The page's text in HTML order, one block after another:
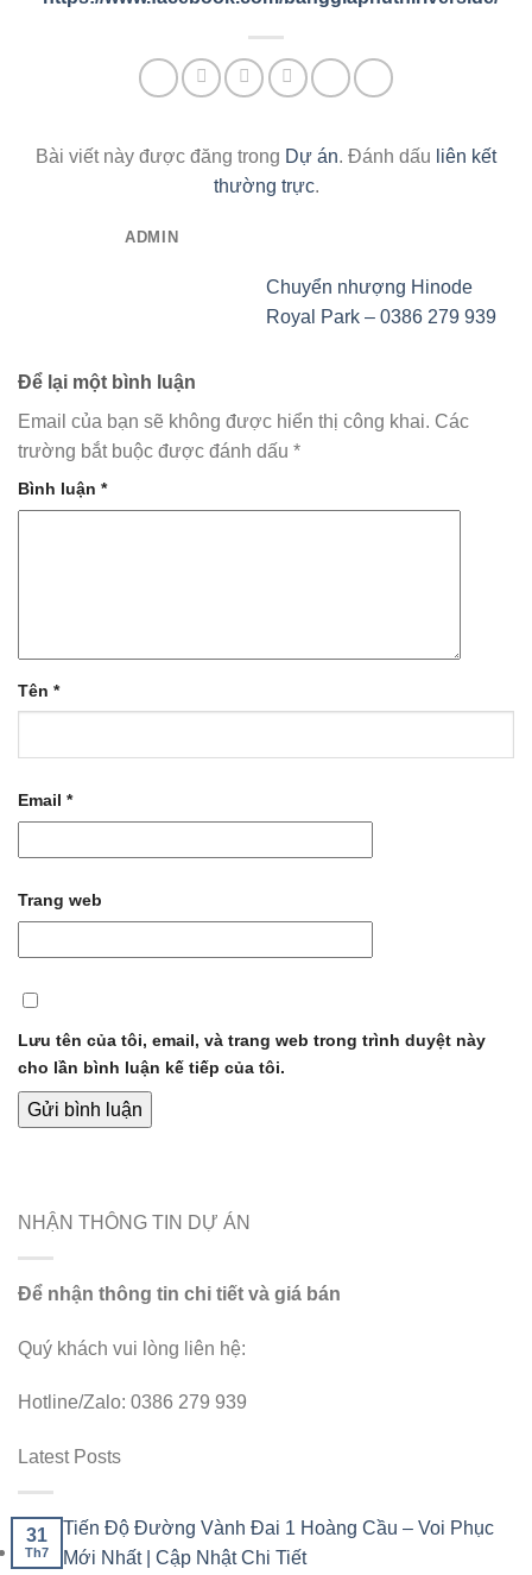
Bài viết này được đăng trong Dự án. Đánh dấu liên kết
thường trực.
ADMIN
Chuyển nhượng Hinode
Royal Park – 0386 279 939
Để lại một bình luận
Email của bạn sẽ không được hiển thị công khai. Các
trường bắt buộc được đánh dấu *
Bình luận *
Tên *
Email *
Trang web
Lưu tên của tôi, email, và trang web trong trình duyệt này
cho lần bình luận kế tiếp của tôi.
NHẬN THÔNG TIN DỰ ÁN
Để nhận thông tin chi tiết và giá bán
Quý khách vui lòng liên hệ:
Hotline/Zalo: 0386 279 939
Latest Posts
31
Th7
Tiến Độ Đường Vành Đai 1 Hoàng Cầu – Voi Phục
Mới Nhất | Cập Nhật Chi Tiết